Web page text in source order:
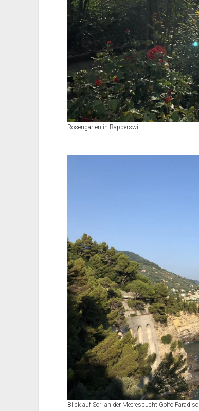
Rosengarten in Rapperswil
Blick auf Sori an der Meeresbucht Golfo Paradiso